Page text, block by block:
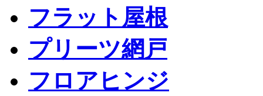
フラット屋根
プリーツ網戸
フロアヒンジ